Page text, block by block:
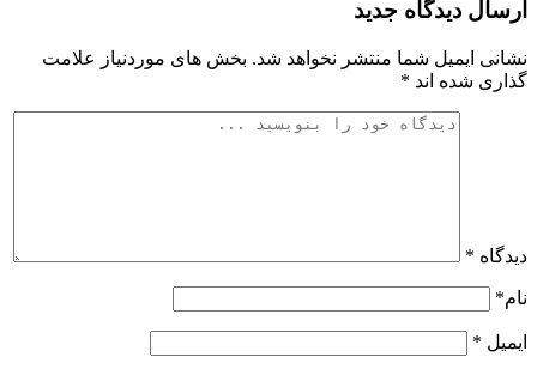
ارسال دیدگاه جدید
نشانی ایمیل شما منتشر نخواهد شد. بخش های موردنیاز علامت
گذاری شده اند *
دیدگاه *
نام*
ایمیل *